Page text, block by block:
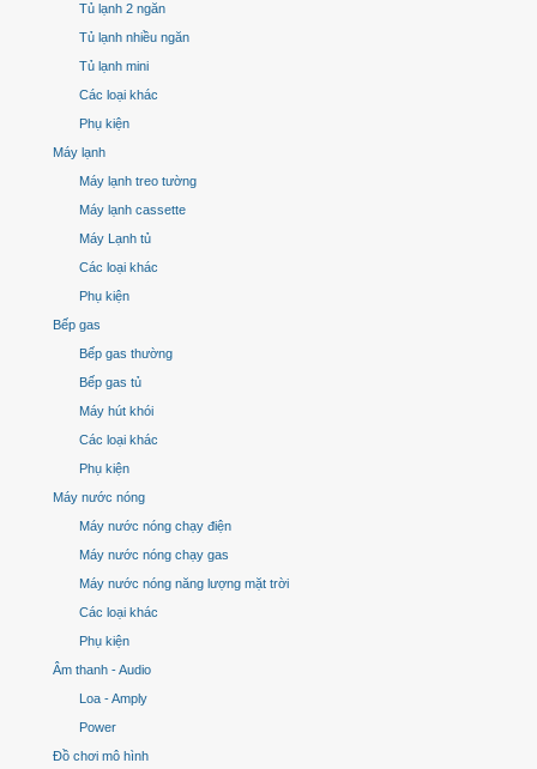
Tủ lạnh 2 ngăn
Tủ lạnh nhiều ngăn
Tủ lạnh mini
Các loại khác
Phụ kiện
Máy lạnh
Máy lạnh treo tường
Máy lạnh cassette
Máy Lạnh tủ
Các loại khác
Phụ kiện
Bếp gas
Bếp gas thường
Bếp gas tủ
Máy hút khói
Các loại khác
Phụ kiện
Máy nước nóng
Máy nước nóng chạy điện
Máy nước nóng chạy gas
Máy nước nóng năng lượng mặt trời
Các loại khác
Phụ kiện
Âm thanh - Audio
Loa - Amply
Power
Đồ chơi mô hình